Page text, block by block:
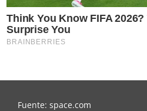
Fuente: space.com